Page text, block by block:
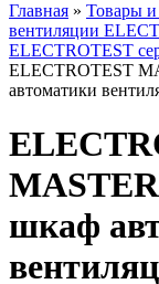
Главная » Товары и
вентиляции
ELECTROTEST
ELECTROTEST
автоматики
шкаф